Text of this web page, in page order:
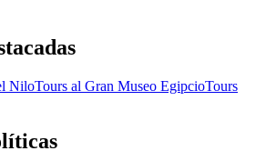
NiloTours al Gran Museo EgipcioTours